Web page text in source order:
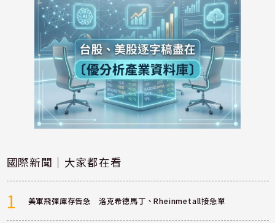
國際新聞｜大家都在看
1 美軍飛彈庫存告急 洛克希德馬丁、Rheinmetall接急單